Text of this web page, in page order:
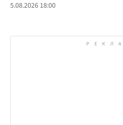
5.08.2026 18:00